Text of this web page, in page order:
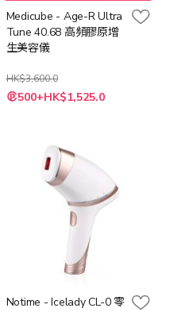
享$50 折扣
Medicube - Age-R Ultra
Tune 40.68 高頻膠原增
生美容儀
HK$3,600.0
特
殊 500+HK$1,525.0
Notime - Icelady CL-0 零